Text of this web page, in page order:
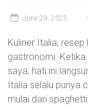
June 29, 2025
Kuliner Italia,
gastronomi.
saya, hati ini
Italia selalu punya
mulai dari